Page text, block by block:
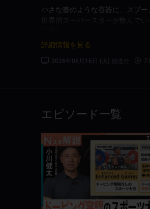
小さな壺のような容器に、スプ
世界的スーパースターが飲んで
詳細情報を見る
2026年06月16日 (火) 放送分
エピソード一覧
TBS NEWS DIG Powered by
米でドーピング容認大会開催【N